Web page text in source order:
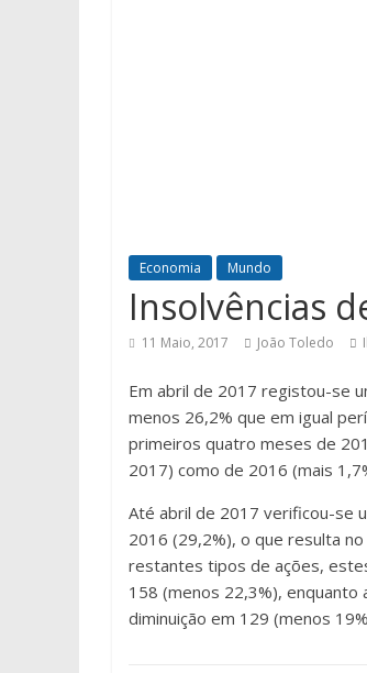
Economia Mundo
Insolvências
11 Maio, 2017 João Toledo
Em abril de 2017 registou-se
menos 26,2% que em igual
primeiros quatro meses de
2017) como de 2016 (mais
Até abril de 2017 verificou-se
2016 (29,2%), o que resulta
restantes tipos de ações,
158 (menos 22,3%),
diminuição em 129 (menos